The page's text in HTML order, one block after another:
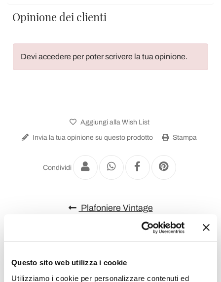
Questo sito web utilizza i cookie
Utilizziamo i cookie per personalizzare contenuti ed
Opinione dei clienti
Devi accedere per poter scrivere la tua opinione.
Aggiungi alla Wish List
Invia la tua opinione su questo prodotto Stampa
Condividi
Plafoniere Vintage